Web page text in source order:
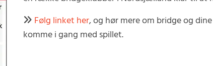
 Følg linket her, og hør mere om bridge og
komme i gang med spillet.